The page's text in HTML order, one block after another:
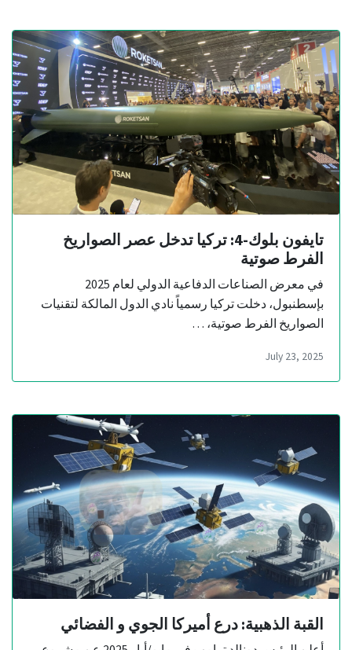
تايفون بلوك-4: تركيا تدخل عصر الصواريخ
الفرط صوتية
في معرض الصناعات الدفاعية الدولي لعام 2025
بإسطنبول، دخلت تركيا رسمياً نادي الدول المالكة لتقنيات
الصواريخ الفرط صوتية، …
July 23, 2025
القبة الذهبية: درع أميركا الجوي و الفضائي